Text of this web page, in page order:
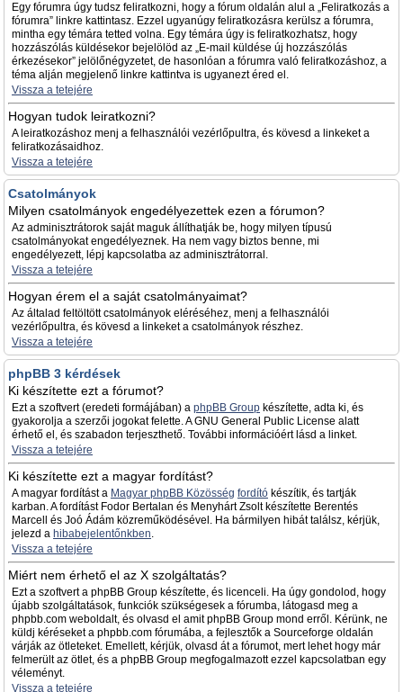
Egy fórumra úgy tudsz feliratkozni, hogy a fórum oldalán alul a „Feliratkozás a
fórumra” linkre kattintasz. Ezzel ugyanúgy feliratkozásra kerülsz a fórumra,
mintha egy témára tetted volna. Egy témára úgy is feliratkozhatsz, hogy
hozzászólás küldésekor bejelölöd az „E-mail küldése új hozzászólás
érkezésekor” jelölőnégyzetet, de hasonlóan a fórumra való feliratkozáshoz, a
téma alján megjelenő linkre kattintva is ugyanezt éred el.
Vissza a tetejére
Hogyan tudok leiratkozni?
A leiratkozáshoz menj a felhasználói vezérlőpultra, és kövesd a linkeket a
feliratkozásaidhoz.
Vissza a tetejére
Csatolmányok
Milyen csatolmányok engedélyezettek ezen a fórumon?
Az adminisztrátorok saját maguk állíthatják be, hogy milyen típusú
csatolmányokat engedélyeznek. Ha nem vagy biztos benne, mi
engedélyezett, lépj kapcsolatba az adminisztrátorral.
Vissza a tetejére
Hogyan érem el a saját csatolmányaimat?
Az általad feltöltött csatolmányok eléréséhez, menj a felhasználói
vezérlőpultra, és kövesd a linkeket a csatolmányok részhez.
Vissza a tetejére
phpBB 3 kérdések
Ki készítette ezt a fórumot?
Ezt a szoftvert (eredeti formájában) a phpBB Group készítette, adta ki, és
gyakorolja a szerzői jogokat felette. A GNU General Public License alatt
érhető el, és szabadon terjeszthető. További információért lásd a linket.
Vissza a tetejére
Ki készítette ezt a magyar fordítást?
A magyar fordítást a Magyar phpBB Közösség fordító készítik, és tartják
karban. A fordítást Fodor Bertalan és Menyhárt Zsolt készítette Berentés
Marcell és Joó Ádám közreműködésével. Ha bármilyen hibát találsz, kérjük,
jelezd a hibabejelentőnkben.
Vissza a tetejére
Miért nem érhető el az X szolgáltatás?
Ezt a szoftvert a phpBB Group készítette, és licenceli. Ha úgy gondolod, hogy
újabb szolgáltatások, funkciók szükségesek a fórumba, látogasd meg a
phpbb.com weboldalt, és olvasd el amit phpBB Group mond erről. Kérünk, ne
küldj kéréseket a phpbb.com fórumába, a fejlesztők a Sourceforge oldalán
várják az ötleteket. Emellett, kérjük, olvasd át a fórumot, mert lehet hogy már
felmerült az ötlet, és a phpBB Group megfogalmazott ezzel kapcsolatban egy
véleményt.
Vissza a tetejére